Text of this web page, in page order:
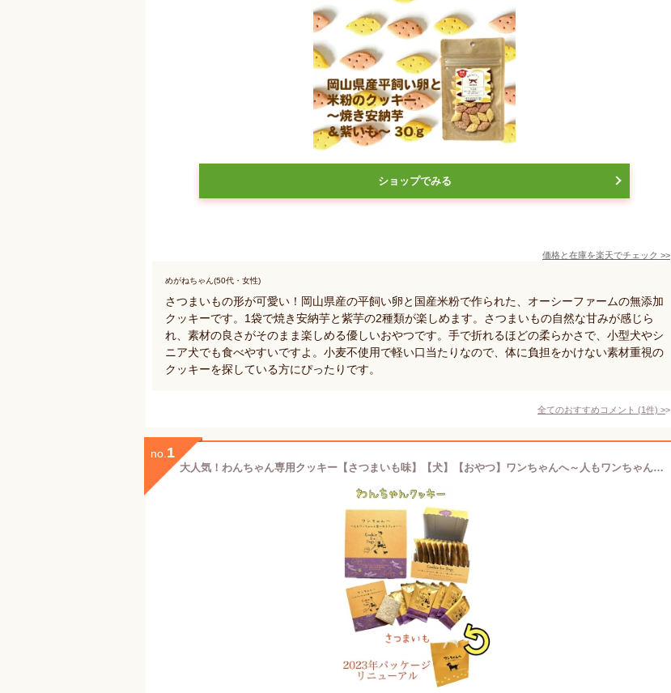
ショップでみる
価格と在庫を楽天でチェック >>
めがねちゃん(50代・女性)
さつまいもの形が可愛い！岡山県産の平飼い卵と国産米粉で作られた、オーシーファームの無添加
クッキーです。1袋で焼き安納芋と紫芋の2種類が楽しめます。さつまいもの自然な甘みが感じら
れ、素材の良さがそのまま楽しめる優しいおやつです。手で折れるほどの柔らかさで、小型犬やシ
ニア犬でも食べやすいですよ。小麦不使用で軽い口当たりなので、体に負担をかけない素材重視の
クッキーを探している方にぴったりです。
全てのおすすめコメント (1件) >
no. 1
大人気！わんちゃん専用クッキー【さつまいも味】【犬】【おやつ】ワンちゃんへ～人もワンちゃんも食べれるクッキー【10枚入り】【国産】【健康】【ごはん】【ペット】【ドック】【フード】